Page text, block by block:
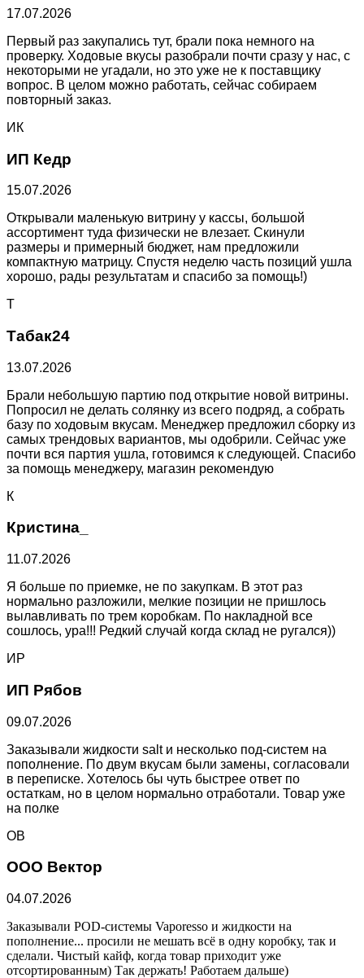
17.07.2026
Первый раз закупались тут, брали пока немного на
проверку. Ходовые вкусы разобрали почти сразу у нас, с
некоторыми не угадали, но это уже не к поставщику
вопрос. В целом можно работать, сейчас собираем
повторный заказ.
ИК
ИП Кедр
15.07.2026
Открывали маленькую витрину у кассы, большой
ассортимент туда физически не влезает. Скинули
размеры и примерный бюджет, нам предложили
компактную матрицу. Спустя неделю часть позиций ушла
хорошо, рады результатам и спасибо за помощь!)
Т
Табак24
13.07.2026
Брали небольшую партию под открытие новой витрины.
Попросил не делать солянку из всего подряд, а собрать
базу по ходовым вкусам. Менеджер предложил сборку из
самых трендовых вариантов, мы одобрили. Сейчас уже
почти вся партия ушла, готовимся к следующей. Спасибо
за помощь менеджеру, магазин рекомендую
К
Кристина_
11.07.2026
Я больше по приемке, не по закупкам. В этот раз
нормально разложили, мелкие позиции не пришлось
вылавливать по трем коробкам. По накладной все
сошлось, ура!!! Редкий случай когда склад не ругался))
ИР
ИП Рябов
09.07.2026
Заказывали жидкости salt и несколько под-систем на
пополнение. По двум вкусам были замены, согласовали
в переписке. Хотелось бы чуть быстрее ответ по
остаткам, но в целом нормально отработали. Товар уже
на полке
ОВ
ООО Вектор
04.07.2026
Заказывали POD-системы Vaporesso и жидкости на
пополнение... просили не мешать всё в одну коробку, так и
сделали. Чистый кайф, когда товар приходит уже
отсортированным) Так держать! Работаем дальше)